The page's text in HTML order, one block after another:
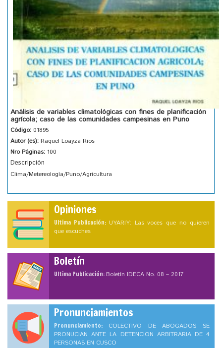
Análisis de variables climatológicas con fines de planificación
agrícola; caso de las comunidades campesinas en Puno
Código: 01895
Autor (es): Raquel Loayza Rios
Nro Páginas: 100
Descripción
Clima/Metereología/Puno/Agricultura
Opiniones
Ultima Publicación: UYARIY: Las voces que no quieren
que escuches
Boletín
Ultima Publicación:Boletín IDECA No. 08 – 2017
Pronunciamientos
Pronunciamiento: COLECTIVO DE ABOGADOS SE
PRONUCIAN ANTE LA DETENCION ARBITRARIA DE 4
PERSONAS EN CUSCO